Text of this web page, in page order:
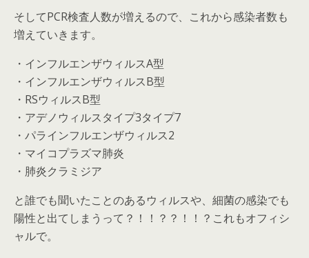
そしてPCR検査人数が増えるので、これから感染者数も
増えていきます。
・インフルエンザウィルスA型
・インフルエンザウィルスB型
・RSウィルスB型
・アデノウィルスタイプ3タイプ7
・パラインフルエンザウィルス2
・マイコプラズマ肺炎
・肺炎クラミジア
と誰でも聞いたことのあるウィルスや、細菌の感染でも
陽性と出てしまうって？！！？？！！？これもオフィシ
ャルで。